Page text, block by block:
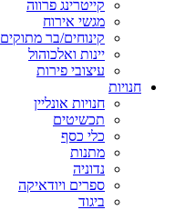
קייטרינג פרווה
מגשי אירוח
קינוחים/בר מתוקים
יינות ואלכוהול
עיצובי פירות
חנויות
חנויות אונליין
תכשיטים
כלי כסף
מתנות
נדוניה
ספרים ויודאיקה
ביגוד